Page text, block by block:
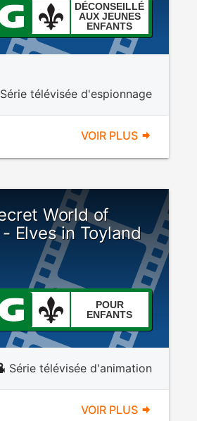
DÉCONSEILLÉ
AUX JEUNES
ENFANTS
Série télévisée d'espionnage
VOIR PLUS
World of
Elves in Toyland
POUR
ENFANTS
Série télévisée d'animation
VOIR PLUS